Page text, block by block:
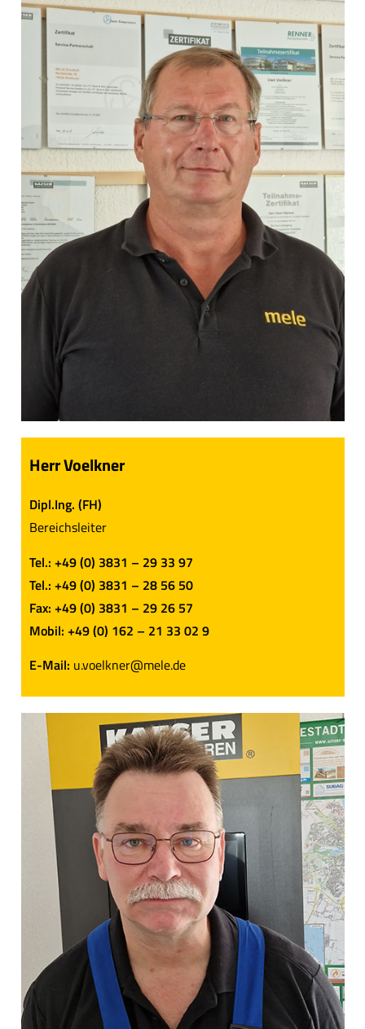
Herr Voelkner
Dipl.Ing. (FH)
Bereichsleiter
Tel.: +49 (0) 3831 – 29 33 97
Tel.: +49 (0) 3831 – 28 56 50
Fax: +49 (0) 3831 – 29 26 57
Mobil: +49 (0) 162 – 21 33 02 9
E-Mail: u.voelkner@mele.de